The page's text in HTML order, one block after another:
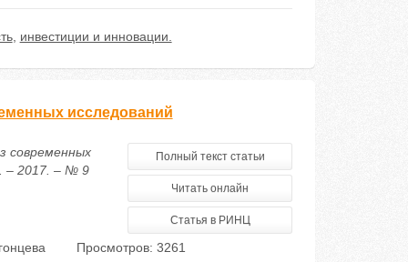
, инвестиции и инновации.
исследований
современных
– 2017. – № 9
Полный текст статьи
Читать онлайн
Статья в РИНЦ
Просмотров: 3261